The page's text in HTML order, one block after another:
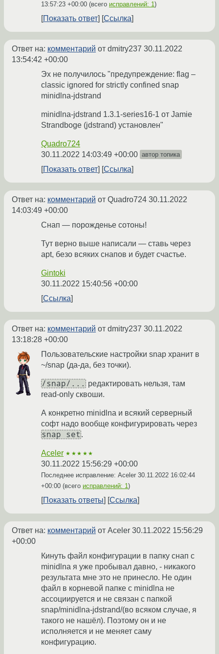
13:57:23 +00:00 (всего исправлений: 1)
Показать ответ Ссылка
Ответ на: комментарий от dmitry237 30.11.2022
13:54:42 +00:00
Эх не получилось "предупреждение: flag –
classic ignored for strictly confined snap
minidlna-jdstrand
minidlna-jdstrand 1.3.1-series16-1 от Jamie
Strandboge (jdstrand) установлен"
Quadro724
30.11.2022 14:03:49 +00:00 автор топика
Показать ответ Ссылка
Ответ на: комментарий от Quadro724 30.11.2022
14:03:49 +00:00
Снап — порожденье сотоны!
Тут верно выше написали — ставь через
apt, безо всяких снапов и будет счастье.
Gintoki
30.11.2022 15:40:56 +00:00
Ссылка
Ответ на: комментарий от dmitry237 30.11.2022
13:18:28 +00:00
Пользовательские настройки snap хранит в
~/snap (да-да, без точки).
/snap/... редактировать нельзя, там
read-only сквоши.
А конкретно minidlna и всякий серверный
софт надо вообще конфигурировать через
snap set .
Aceler ★★★★★
30.11.2022 15:56:29 +00:00
Последнее исправление: Aceler 30.11.2022 16:02:44
+00:00 (всего исправлений: 1)
Показать ответы Ссылка
Ответ на: комментарий от Aceler 30.11.2022 15:56:29
+00:00
Кинуть файл конфигурации в папку снап с
minidlna я уже пробывал давно, - никакого
результата мне это не принесло. Не один
файл в корневой папке с minidlna не
ассоциируется и не связан с папкой
snap/minidlna-jdstrand/(во всяком случае, я
такого не нашёл). Поэтому он и не
исполняется и не меняет саму
конфигурацию.